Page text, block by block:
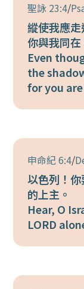
聖詠 23:4/
縱使我應
你與我同在
Even
the
for you
申命紀 6:4/
以色列！
的上主。
Hear, O
LORD